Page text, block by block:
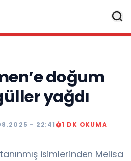
doğum
yağdı
- 22:41 1 DK OKUMA
isimlerinden Melisa